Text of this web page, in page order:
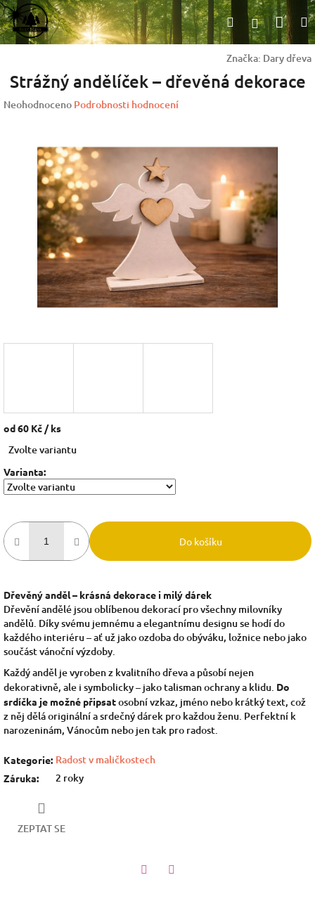
Přejít
na
obsah
HledatPřihlášení
Značka: Dary dřeva
Strážný andělíček – dřevěná dekorace
Průměrné
hvězdiček.
Neohodnoceno Podrobnosti hodnocení
od60 Kč / ks
cena:
Zvolte variantu
Varianta:
Do košíku
Dřevěný anděl – krásná dekorace i milý dárek
Dřevění andělé jsou oblíbenou dekorací pro všechny milovníky
andělů. Díky svému jemnému a elegantnímu designu se hodí do
každého interiéru – ať už jako ozdoba do obýváku, ložnice nebo jako
součást vánoční výzdoby.
Každý anděl je vyroben z kvalitního dřeva a působí nejen
dekorativně, ale i symbolicky – jako talisman ochrany a klidu. Do
srdíčka je možné připsatosobní vzkaz, jméno nebo krátký text, což
z něj dělá originální a srdečný dárek pro každou ženu. Perfektní k
narozeninám, Vánocům nebo jen tak pro radost.
Kategorie: Radost v maličkostech
Záruka: 2 roky
ZEPTAT SE